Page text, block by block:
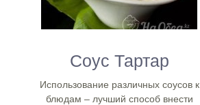
Соус Тартар
Использование различных соусов к
блюдам – лучший способ внести